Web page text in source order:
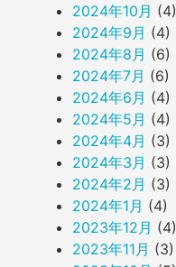
2024年10月 (4)
2024年9月 (4)
2024年8月 (6)
2024年7月 (6)
2024年6月 (4)
2024年5月 (4)
2024年4月 (3)
2024年3月 (3)
2024年2月 (3)
2024年1月 (4)
2023年12月 (4)
2023年11月 (3)